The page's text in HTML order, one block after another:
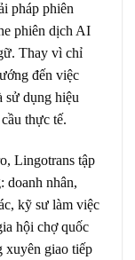
pháp phiên
phiên dịch AI
Thay vì chỉ
đến việc
sử dụng hiệu
thực tế.
Lingotrans tập
doanh nhân,
kỹ sư làm việc
hội chợ quốc
xuyên giao tiếp